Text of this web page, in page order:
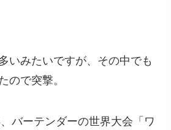
いみたいですが、その中でも
ので突撃。
バーテンダーの世界大会「ワ